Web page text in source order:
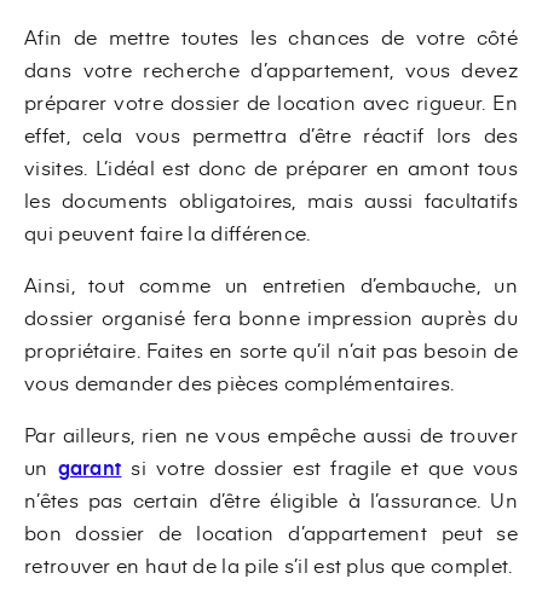
Afin de mettre toutes les chances de votre côté
dans votre recherche d’appartement, vous devez
préparer votre dossier de location avec rigueur. En
effet, cela vous permettra d’être réactif lors des
visites. L’idéal est donc de préparer en amont tous
les documents obligatoires, mais aussi facultatifs
qui peuvent faire la différence.
Ainsi, tout comme un entretien d’embauche, un
dossier organisé fera bonne impression auprès du
propriétaire. Faites en sorte qu’il n’ait pas besoin de
vous demander des pièces complémentaires.
Par ailleurs, rien ne vous empêche aussi de trouver
un garant si votre dossier est fragile et que vous
n’êtes pas certain d’être éligible à l’assurance. Un
bon dossier de location d’appartement peut se
retrouver en haut de la pile s’il est plus que complet.